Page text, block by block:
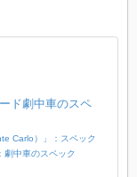
ド劇中車のスペ
Carlo）」：スペック
劇中車のスペック